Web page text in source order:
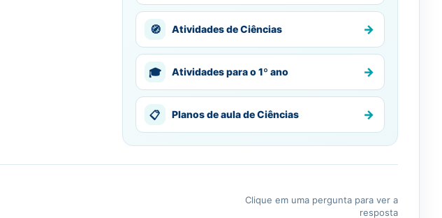
🧭 Atividades de Ciências →
🎓 Atividades para o 1º ano →
📋 Planos de aula de Ciências →
Clique em uma pergunta para ver a
resposta